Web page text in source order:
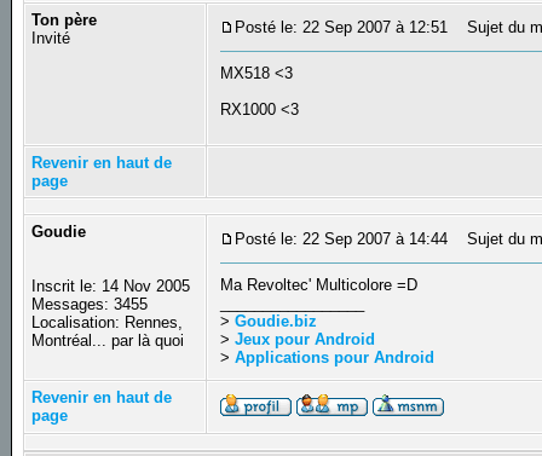
Ton père
Invité
Posté le: 22 Sep 2007 à 12:51 Sujet du
MX518 <3
RX1000 <3
Revenir en haut de
page
Goudie
Inscrit le: 14 Nov 2005
Messages: 3455
Localisation: Rennes,
Montréal... par là quoi
Posté le: 22 Sep 2007 à 14:44 Sujet du
Ma Revoltec' Multicolore =D
>Goudie.biz
>Jeux pour Android
>Applications pour Android
Revenir en haut de
page